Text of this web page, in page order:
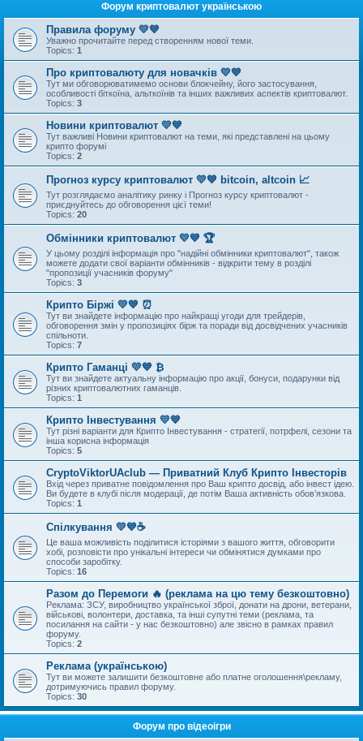
Форум криптовалют українською
Правила форуму 💛💙
Уважно прочитайте перед створенням нової теми.
Topics: 1
Про криптовалюту для новачків 💛💙
Тут ми обговорюватимемо основи блокчейну, його застосування,
особливості біткоїна, альткоїнів та інших важливих аспектів криптовалют.
Topics: 3
Новини криптовалют 💛💙
Тут важливі Новини криптовалют на теми, які представлені на цьому
крипто форумі
Topics: 2
Прогноз курсу криптовалют 💛💙 bitcoin, altcoin 📈
Тут розглядаємо аналітику ринку і Прогноз курсу криптовалют -
приєднуйтесь до обговорення цієї теми!
Topics: 20
Обмінники криптовалют 💛💙 🏆
У цьому розділі інформація про "надійні обмінники криптовалют", також
можете додати свої варіанти обмінників - відкрити тему в розділі
"пропозиції учасників форуму"
Topics: 3
Крипто Біржі 💛💙 ⏰
Тут ви знайдете інформацію про найкращі угоди для трейдерів,
обговорення змін у пропозиціях бірж та поради від досвідчених учасників
спільноти.
Topics: 7
Крипто Гаманці 💛💙 ₿
Тут ви знайдете актуальну інформацію про акції, бонуси, подарунки від
різних криптовалютних гаманців.
Topics: 1
Крипто Інвестування 💛💙
Тут різні варіанти для Крипто Інвестування - стратегії, потрфелі, сезони та
інша корисна інформація
Topics: 5
CryptoViktorUAclub — Приватний Клуб Крипто Інвесторів
Вхід через приватне повідомлення про Ваш крипто досвід, або інвест ідею.
Ви будете в клубі після модерації, де потім Ваша активність обов’язкова.
Topics: 1
Спілкування 💛💙☕
Це ваша можливість поділитися історіями з вашого життя, обговорити
хобі, розповісти про унікальні інтереси чи обмінятися думками про
способи заробітку.
Topics: 16
Разом до Перемоги 🔥 (реклама на цю тему безкоштовно)
Реклама: ЗСУ, виробництво української зброї, донати на дрони, ветерани,
військові, волонтери, доставка, та інші супутні теми (реклама, та
посилання на сайти - у нас безкоштовно) але звісно в рамках правил
форуму.
Topics: 2
Реклама (українською)
Тут ви можете залишити безкоштовне або платне оголошення\рекламу,
дотримуючись правил форуму.
Topics: 30
Форум про відеоігри